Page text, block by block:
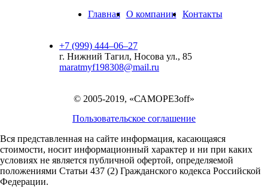
Главная О компании Контакты
+7 (999) 444‒06‒27
г. Нижний Тагил, Носова ул., 85
maratmyf198308@mail.ru
© 2005-2019, «САМОРЕЗoff»
Пользовательское соглашение
Вся представленная на сайте информация, касающаяся
стоимости, носит информационный характер и ни при каких
условиях не является публичной офертой, определяемой
положениями Статьи 437 (2) Гражданского кодекса Российской
Федерации.